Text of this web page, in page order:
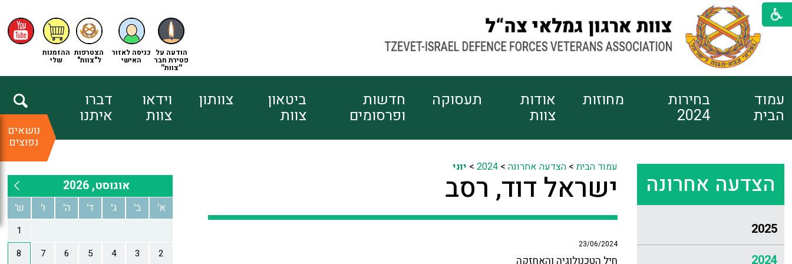
ההזמנות
שלי
הצטרפות
ל"צוות"
כניסה לאזור
האישי
הודעה על
פטירת חבר
''צוות''
עמוד
הבית
בחירות
2024
מחוזות אודות
צוות
תעסוקה חדשות
ופרסומים
ביטאון
צוות
צוותון וידאו
צוות
דברו
איתנו
נושאים
נפוצים
הצדעה אחרונה
2025
2024
עמוד הבית>הצדעה אחרונה >
2024
> יוני
ישראל דוד, רסב
23/06/2024
חיל הטכנולוגיה והאחזקה